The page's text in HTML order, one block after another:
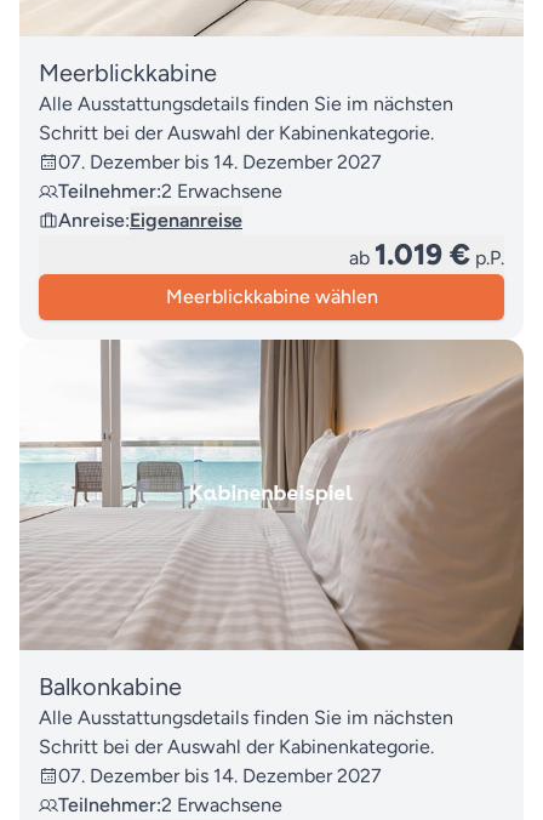
Meerblickkabine
Alle Ausstattungsdetails finden Sie im nächsten
Schritt bei der Auswahl der Kabinenkategorie.
07. Dezember bis 14. Dezember 2027
Teilnehmer:2 Erwachsene
Anreise:Eigenanreise
ab 1.019 € p.P.
Meerblickkabine wählen
Balkonkabine
Alle Ausstattungsdetails finden Sie im nächsten
Schritt bei der Auswahl der Kabinenkategorie.
07. Dezember bis 14. Dezember 2027
Teilnehmer:2 Erwachsene